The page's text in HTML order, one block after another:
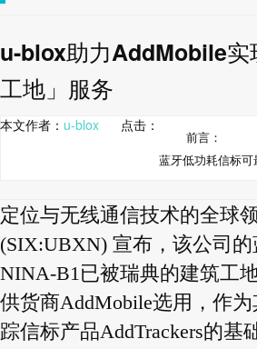
u-blox助力AddMobile实
工地」服务
本文作者： u-blox 点击：
前言：
蓝牙低功耗信标
定位与无线通信技术的全球
(SIX:UBXN) 宣布，该公司
NINA-B1已被瑞典的建筑工
供货商AddMobile选用，作
踪信标产品AddTrackers的基